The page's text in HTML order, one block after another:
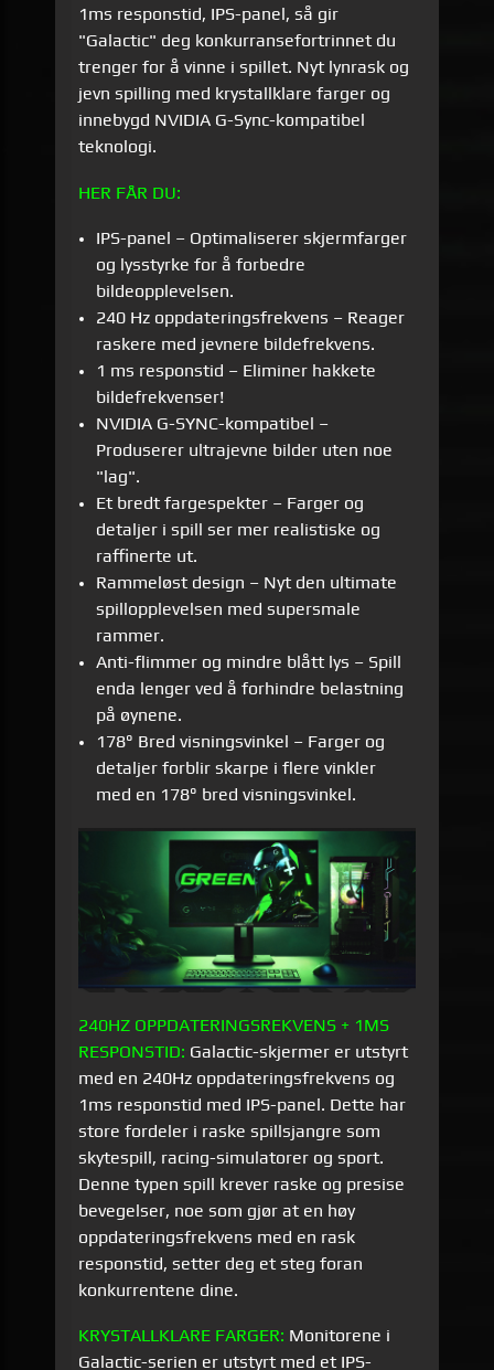
1ms responstid, IPS-panel, så gir
"Galactic" deg konkurransefortrinnet du
trenger for å vinne i spillet. Nyt lynrask og
jevn spilling med krystallklare farger og
innebygd NVIDIA G-Sync-kompatibel
teknologi.
HER FÅR DU:
IPS-panel – Optimaliserer skjermfarger
og lysstyrke for å forbedre
bildeopplevelsen.
240 Hz oppdateringsfrekvens – Reager
raskere med jevnere bildefrekvens.
1 ms responstid – Eliminer hakkete
bildefrekvenser!
NVIDIA G-SYNC-kompatibel –
Produserer ultrajevne bilder uten noe
"lag".
Et bredt fargespekter – Farger og
detaljer i spill ser mer realistiske og
raffinerte ut.
Rammeløst design – Nyt den ultimate
spillopplevelsen med supersmale
rammer.
Anti-flimmer og mindre blått lys – Spill
enda lenger ved å forhindre belastning
på øynene.
178° Bred visningsvinkel – Farger og
detaljer forblir skarpe i flere vinkler
med en 178° bred visningsvinkel.
240HZ OPPDATERINGSREKVENS + 1MS
RESPONSTID: Galactic-skjermer er utstyrt
med en 240Hz oppdateringsfrekvens og
1ms responstid med IPS-panel. Dette har
store fordeler i raske spillsjangre som
skytespill, racing-simulatorer og sport.
Denne typen spill krever raske og presise
bevegelser, noe som gjør at en høy
oppdateringsfrekvens med en rask
responstid, setter deg et steg foran
konkurrentene dine.
KRYSTALLKLARE FARGER: Monitorene i
Galactic-serien er utstyrt med et IPS-